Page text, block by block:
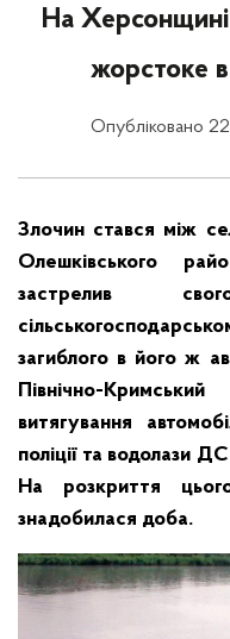
На Херсонщині
жорстоке
Опубліковано
Злочин стався між
Олешківського
застрелив
загиблого в його ж
Північно-
витягування
поліції та водолази
На розкриття
знадобилася доба.